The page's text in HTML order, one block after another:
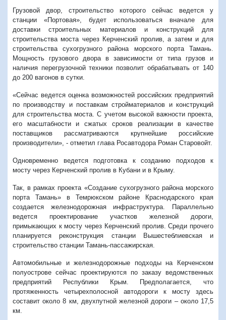
Грузовой двор, строительство которого сейчас ведется у
станции «Портовая», будет использоваться вначале для
доставки строительных материалов и конструкций для
строительства моста через Керченский пролив, а затем и для
строительства сухогрузного района морского порта Тамань.
Мощность грузового двора в зависимости от типа грузов и
наличия перегрузочной техники позволит обрабатывать от 140
до 200 вагонов в сутки.
«Сейчас ведется оценка возможностей российских предприятий
по производству и поставкам стройматериалов и конструкций
для строительства моста. С учетом высокой важности проекта,
его масштабности и сжатых сроков реализации в качестве
поставщиков рассматриваются крупнейшие российские
производители», - отметил глава Росавтодора Роман Старовойт.
Одновременно ведется подготовка к созданию подходов к
мосту через Керченский пролив в Кубани и в Крыму.
Так, в рамках проекта «Создание сухогрузного района морского
порта Тамань» в Темрюкском районе Краснодарского края
создается железнодорожная инфраструктура. Параллельно
ведется проектирование участков железной дороги,
примыкающих к мосту через Керченский пролив. Среди прочего
планируется реконструкция станции Вышестеблиевская и
строительство станции Тамань-пассажирская.
Автомобильные и железнодорожные подходы на Керченском
полуострове сейчас проектируются по заказу ведомственных
предприятий Республики Крым. Предполагается, что
протяженность четырехполосной автодороги к мосту здесь
составит около 8 км, двухпутной железной дороги – около 17,5
км.